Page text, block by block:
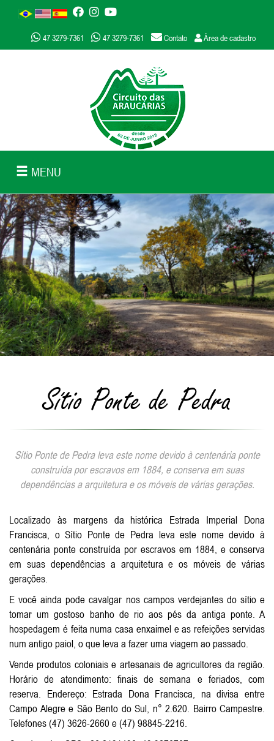
47 3279-7361 47 3279-7361 Contato Área de cadastro
MENU
Sítio Ponte de Pedra
Sítio Ponte de Pedra leva este nome devido à centenária ponte
construída por escravos em 1884, e conserva em suas
dependências a arquitetura e os móveis de várias gerações.
Localizado às margens da histórica Estrada Imperial Dona
Francisca, o Sítio Ponte de Pedra leva este nome devido à
centenária ponte construída por escravos em 1884, e conserva
em suas dependências a arquitetura e os móveis de várias
gerações.
E você ainda pode cavalgar nos campos verdejantes do sítio e
tomar um gostoso banho de rio aos pés da antiga ponte. A
hospedagem é feita numa casa enxaimel e as refeições servidas
num antigo paiol, o que leva a fazer uma viagem ao passado.
Vende produtos coloniais e artesanais de agricultores da região.
Horário de atendimento: finais de semana e feriados, com
reserva. Endereço: Estrada Dona Francisca, na divisa entre
Campo Alegre e São Bento do Sul, n° 2.620. Bairro Campestre.
Telefones (47) 3626-2660 e (47) 98845-2216.